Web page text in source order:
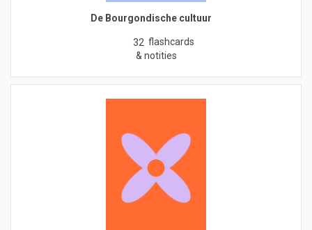
De Bourgondische cultuur
32 flashcards
& notities